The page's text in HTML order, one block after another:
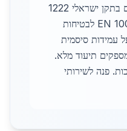
פרופילי פלדה בחדרה חייבים בתקן ישראלי 1222
של מכון התקנים, כולל EN 10025 לבטיחות
2026, דגש על עמידות סיסמית
תיעוד מלא.
פנה לשירותי